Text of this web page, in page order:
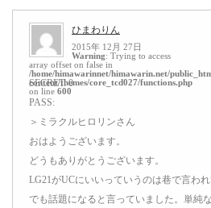
ひまわりん
2015年 12月 27日
Warning: Trying to access
array offset on false in
/home/himawarinnet/himawarin.net/
content/themes/core_tcd027/functions.php
on line 600
SECRET: 0
PASS:
＞ミラクルヒロリンさん
おはようございます。
どうもありがとうございます。
LG21がUCにいいっていうのは巷で言わ
でも話題になると言っていました。単純